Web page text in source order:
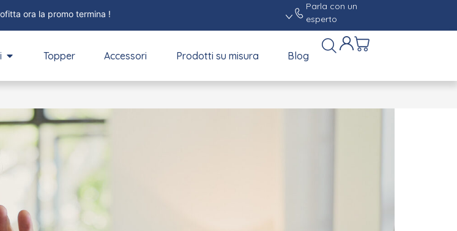
ora la promo termina !
Parla con un
esperto
Topper Accessori Prodotti su misura Blog